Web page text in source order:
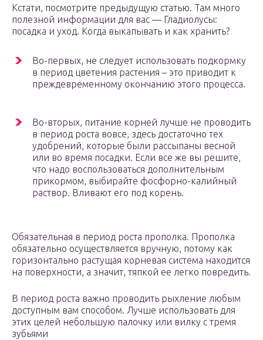
Кстати, посмотрите предыдущую статью. Там много
полезной информации для вас — Гладиолусы:
посадка и уход. Когда выкапывать и как хранить?
Во-первых, не следует использовать подкормку
в период цветения растения – это приводит к
преждевременному окончанию этого процесса.
Во-вторых, питание корней лучше не проводить
в период роста вовсе, здесь достаточно тех
удобрений, которые были рассыпаны весной
или во время посадки. Если все же вы решите,
что надо воспользоваться дополнительным
прикормом, выбирайте фосфорно-калийный
раствор. Вливают его под корень.
Обязательная в период роста прополка. Прополка
обязательно осуществляется вручную, потому как
горизонтально растущая корневая система находится
на поверхности, а значит, тяпкой ее легко повредить.
В период роста важно проводить рыхление любым
доступным вам способом. Лучше использовать для
этих целей небольшую палочку или вилку с тремя
зубьями